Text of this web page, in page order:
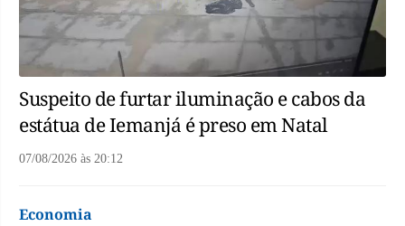
Suspeito de furtar iluminação e cabos da
estátua de Iemanjá é preso em Natal
07/08/2026 às 20:12
Economia